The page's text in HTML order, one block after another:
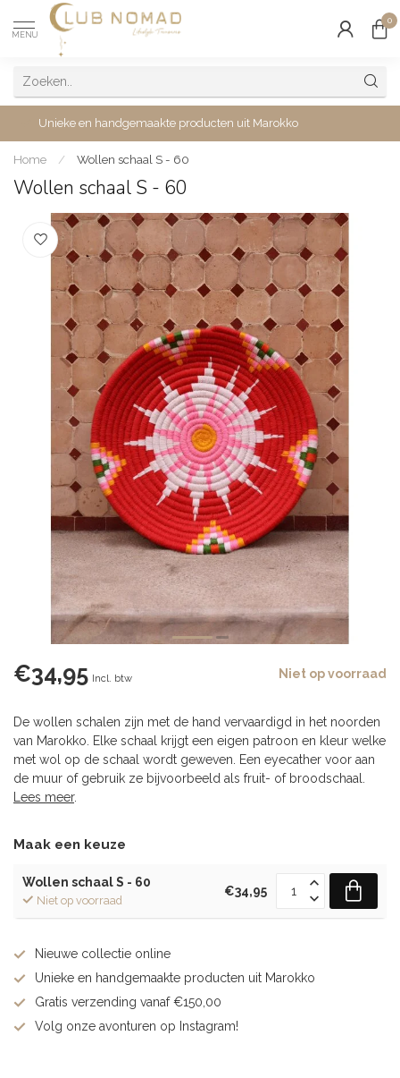
MENU
0
Unieke en handgemaakte producten uit Marokko
Home / Wollen schaal S - 60
Wollen schaal S - 60
€34,95 Incl. btw Niet op voorraad
De wollen schalen zijn met de hand vervaardigd in het noorden
van Marokko. Elke schaal krijgt een eigen patroon en kleur welke
met wol op de schaal wordt geweven. Een eyecather voor aan
de muur of gebruik ze bijvoorbeeld als fruit- of broodschaal.
Lees meer.
Maak een keuze
Wollen schaal S - 60
Niet op voorraad
€34,95
Nieuwe collectie online
Unieke en handgemaakte producten uit Marokko
Gratis verzending vanaf €150,00
Volg onze avonturen op Instagram!